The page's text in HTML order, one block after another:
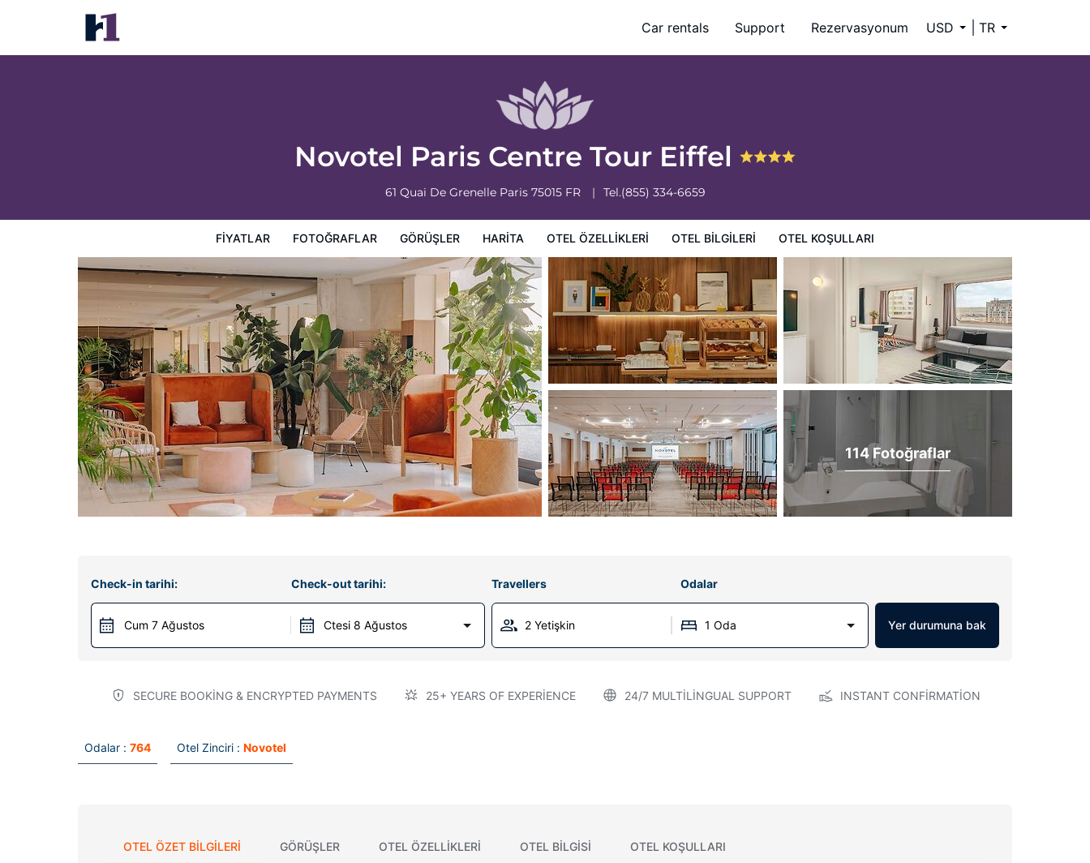
Car rentals Support Rezervasyonum USD TR
Novotel Paris Centre Tour Eiffel
61 Quai De Grenelle Paris 75015 FR Tel.(855) 334-6659
FIYATLAR FOTOĞRAFLAR GÖRÜŞLER HARITA OTEL ÖZELLIKLERI OTEL BILGILERI OTEL KOŞULLARI
Novotel Paris Centre Tour Eiffel
Fiyatlar
114 Fotoğraflar
Check-in tarihi:
Cum 7 Ağustos
Check-out tarihi:
Ctesi 8 Ağustos
Travellers Odalar
2 Yetişkin 1 Oda Yer durumuna bak
SECURE BOOKING & ENCRYPTED PAYMENTS 25+ YEARS OF EXPERIENCE 24/7 MULTILINGUAL SUPPORT INSTANT CONFIRMATION
Odalar : 764 Otel Zinciri : Novotel
OTEL ÖZET BILGILERI GÖRÜŞLER OTEL ÖZELLIKLERI OTEL BILGISI OTEL KOŞULLARI